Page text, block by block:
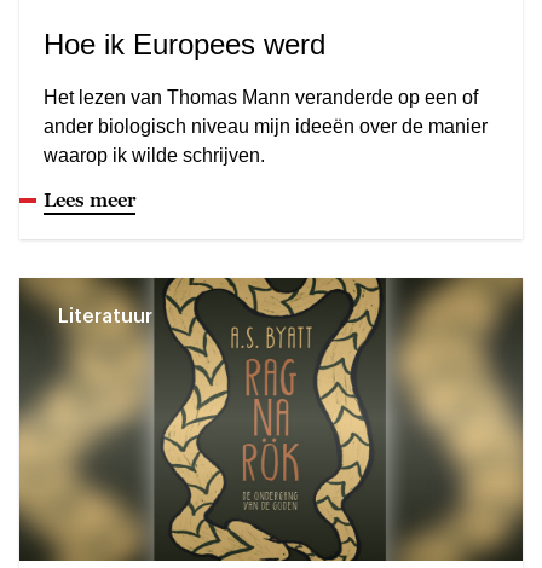
Hoe ik Europees werd
Het lezen van Thomas Mann veranderde op een of
ander biologisch niveau mijn ideeën over de manier
waarop ik wilde schrijven.
Lees meer
Literatuur